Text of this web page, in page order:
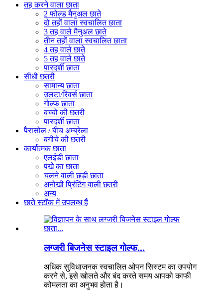
तह करने वाला छाता
2 फोल्ड मैनुअल छाते
दो तहों वाला स्वचालित छाता
3 तह वाले मैनुअल छाते
तीन तहों वाला स्वचालित छाता
4 तह वाले छाते
5 तह वाले छाते
पारदर्शी छाता
सीधी छतरी
सामान्य छाता
उलटा/रिवर्स छाता
गोल्फ छाता
बच्चों की छतरी
पारदर्शी छाता
पैरासोल / बीच अम्ब्रेला
बगीचे की छतरी
कार्यात्मक छाता
एलईडी छाता
पंखे का छाता
चलने वाली छड़ी छाता
अनोखी प्रिंटिंग वाली छतरी
अन्य
छाते स्टॉक में उपलब्ध हैं
लग्जरी बिजनेस स्टाइल गोल्फ...
अधिक सुविधाजनक स्वचालित ओपन सिस्टम का उपयोग
करने से, इसे खोलते और बंद करते समय आपको काफी
कोमलता का अनुभव होता है।